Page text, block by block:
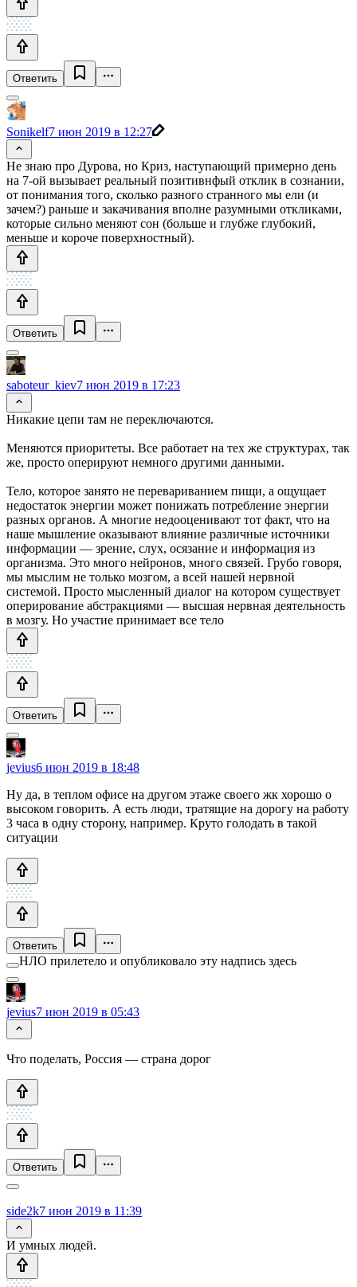
Ответить
Sonikelf7 июн 2019 в 12:27
Не знаю про Дурова, но Криз, наступающий примерно день
на 7-ой вызывает реальный позитивнфый отклик в сознании,
от понимания того, сколько разного странного мы ели (и
зачем?) раньше и закачивания вполне разумными откликами,
которые сильно меняют сон (больше и глубже глубокий,
меньше и короче поверхностный).
Ответить
saboteur_kiev7 июн 2019 в 17:23
Никакие цепи там не переключаются.
Меняются приоритеты. Все работает на тех же структурах, так
же, просто оперируют немного другими данными.
Тело, которое занято не перевариванием пищи, а ощущает
недостаток энергии может понижать потребление энергии
разных органов. А многие недооценивают тот факт, что на
наше мышление оказывают влияние различные источники
информации — зрение, слух, осязание и информация из
организма. Это много нейронов, много связей. Грубо говоря,
мы мыслим не только мозгом, а всей нашей нервной
системой. Просто мысленный диалог на котором существует
оперирование абстракциями — высшая нервная деятельность
в мозгу. Но участие принимает все тело
Ответить
jevius6 июн 2019 в 18:48
Ну да, в теплом офисе на другом этаже своего жк хорошо о
высоком говорить. А есть люди, тратящие на дорогу на работу
3 часа в одну сторону, например. Круто голодать в такой
ситуации
Ответить
НЛО прилетело и опубликовало эту надпись здесь
jevius7 июн 2019 в 05:43
Что поделать, Россия — страна дорог
Ответить
side2k7 июн 2019 в 11:39
И умных людей.